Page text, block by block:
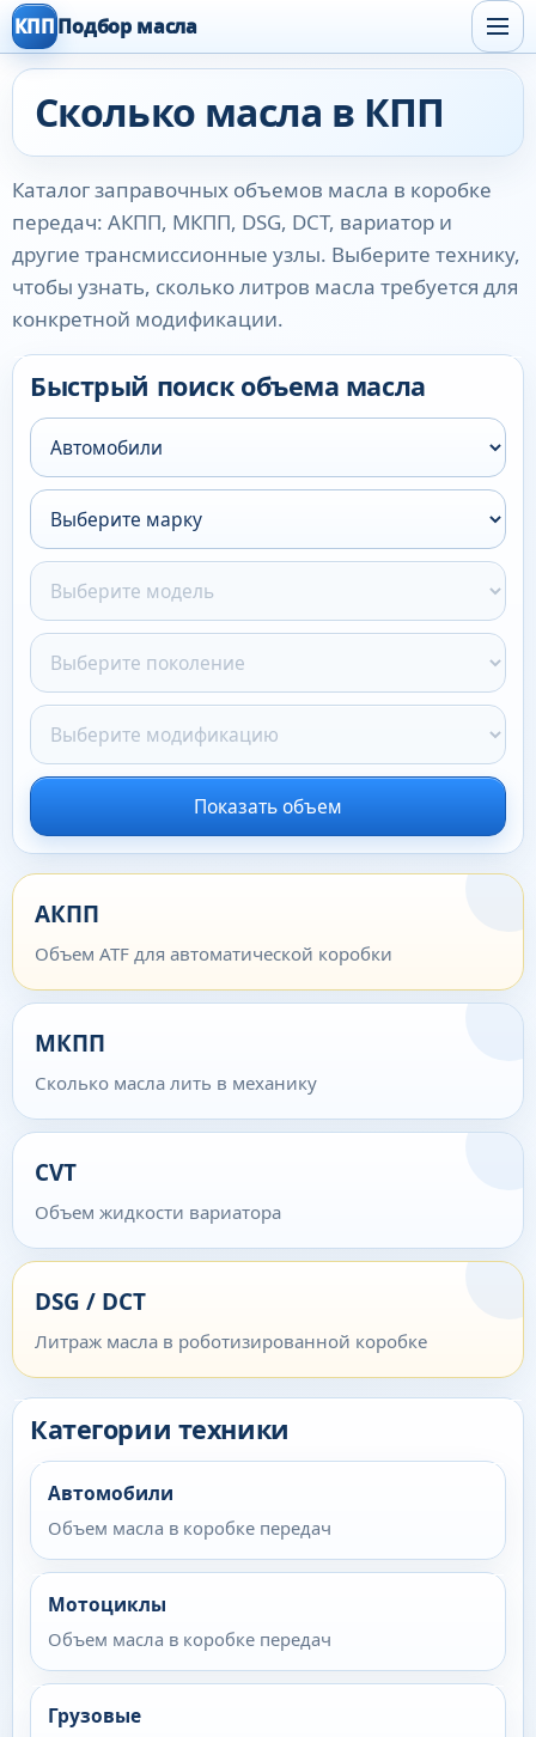
КПППодбор масла
Сколько масла в КПП
Каталог заправочных объемов масла в коробке
передач: АКПП, МКПП, DSG, DCT, вариатор и
другие трансмиссионные узлы. Выберите технику,
чтобы узнать, сколько литров масла требуется для
конкретной модификации.
Быстрый поиск объема масла
Показать объем
АКПП
Объем ATF для автоматической коробки
МКПП
Сколько масла лить в механику
CVT
Объем жидкости вариатора
DSG / DCT
Литраж масла в роботизированной коробке
Категории техники
Автомобили
Объем масла в коробке передач
Мотоциклы
Объем масла в коробке передач
Грузовые